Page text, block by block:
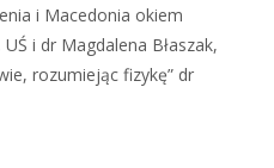
i Macedonia okiem
i dr Magdalena Błaszak,
rozumiejąc fizykę” dr